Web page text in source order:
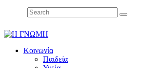
Κοινωνία
Παιδεία